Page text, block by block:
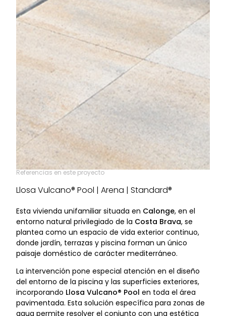
Referencias en este proyecto
Llosa Vulcano® Pool | Arena | Standard®
Esta vivienda unifamiliar situada en Calonge, en el
entorno natural privilegiado de la Costa Brava, se
plantea como un espacio de vida exterior continuo,
donde jardín, terrazas y piscina forman un único
paisaje doméstico de carácter mediterráneo.
La intervención pone especial atención en el diseño
del entorno de la piscina y las superficies exteriores,
incorporando Llosa Vulcano® Pool en toda el área
pavimentada. Esta solución específica para zonas de
agua permite resolver el conjunto con una estética